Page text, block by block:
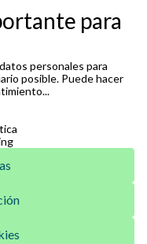
para
personales para
posible. Puede hacer